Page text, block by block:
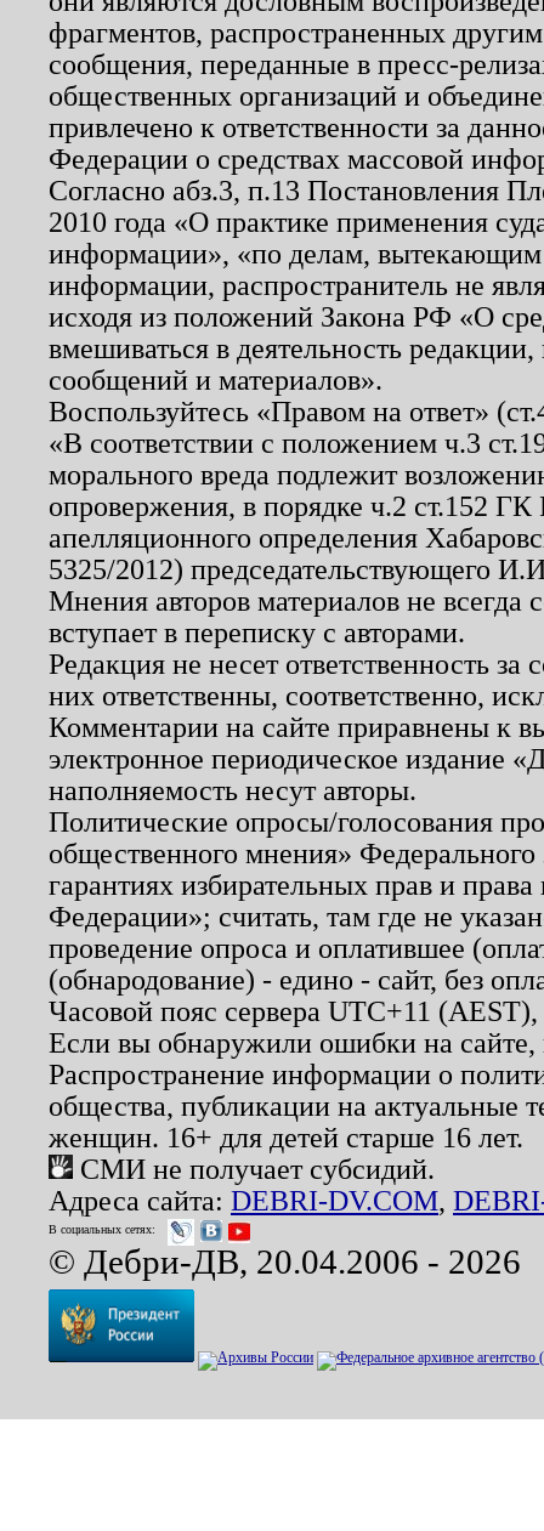
фрагментов, распространенных
сообщения, переданные в пресс-
общественных организаций и
привлечено к ответственности за
Федерации о средствах массовой
Согласно абз.3, п.13 Постановления
2010 года «О практике применения
информации», «по делам, вытекающим
информации, распространитель не
исходя из положений Закона РФ «О
вмешиваться в деятельность
сообщений и материалов».
Воспользуйтесь «Правом на ответ»
«В соответствии с положением ч.3
морального вреда подлежит
опровержения, в порядке ч.2 ст.152
апелляционного определения
5325/2012) председательствующего
Мнения авторов материалов не
вступает в переписку с авторами.
Редакция не несет ответственность
них ответственны, соответственно,
Комментарии на сайте приравнены к
электронное периодическое издание
наполняемость несут авторы.
Политические опросы/голосования
общественного мнения»
гарантиях избирательных прав и
Федерации»; считать, там где не
проведение опроса и оплатившее
(обнародование) - едино - сайт, без
Часовой пояс сервера UTC+11
Если вы обнаружили ошибки на
Распространение информации о
общества, публикации на актуальные
женщин. 16+ для детей старше 16 лет.
СМИ не получает субсидий.
Адреса сайта: DEBRI-DV.COM,
В социальных сетях:
© Дебри-ДВ, 20.04.2006 - 2026